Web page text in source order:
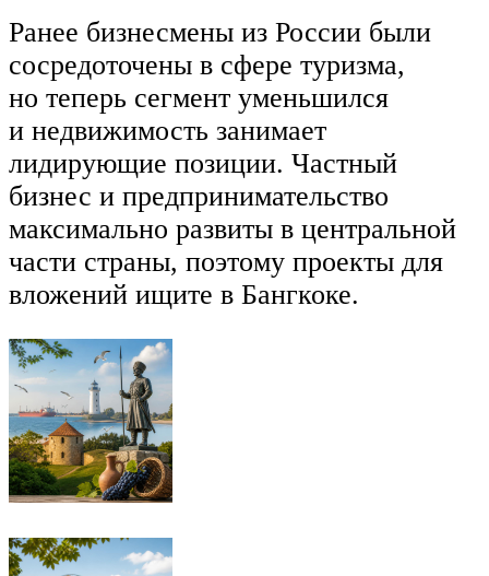
Ранее бизнесмены из России были
сосредоточены в сфере туризма,
но теперь сегмент уменьшился
и недвижимость занимает
лидирующие позиции. Частный
бизнес и предпринимательство
максимально развиты в центральной
части страны, поэтому проекты для
вложений ищите в Бангкоке.